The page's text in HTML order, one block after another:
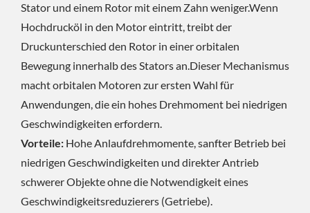
Stator und einem Rotor mit einem Zahn weniger.Wenn
Hochdrucköl in den Motor eintritt, treibt der
Druckunterschied den Rotor in einer orbitalen
Bewegung innerhalb des Stators an.Dieser Mechanismus
macht orbitalen Motoren zur ersten Wahl für
Anwendungen, die ein hohes Drehmoment bei niedrigen
Geschwindigkeiten erfordern.
Vorteile: Hohe Anlaufdrehmomente, sanfter Betrieb bei
niedrigen Geschwindigkeiten und direkter Antrieb
schwerer Objekte ohne die Notwendigkeit eines
Geschwindigkeitsreduzierers (Getriebe).